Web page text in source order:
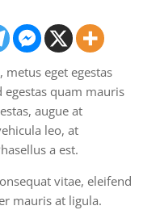
metus eget egestas
quam mauris
augue at
leo, at
a est.
vitae, eleifend
mauris at ligula.